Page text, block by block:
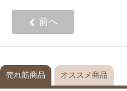
前へ
売れ筋商品 オススメ商品